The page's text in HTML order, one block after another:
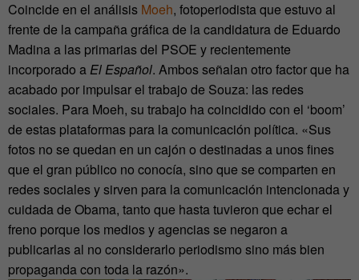
Coincide en el análisis Moeh, fotoperiodista que estuvo al
frente de la campaña gráfica de la candidatura de Eduardo
Madina a las primarias del PSOE y recientemente
incorporado aEl Español. Ambos señalan otro factor que ha
acabado por impulsar el trabajo de Souza: las redes
sociales. Para Moeh, su trabajo ha coincidido con el ‘boom’
de estas plataformas para la comunicación política. «Sus
fotos no se quedan en un cajón o destinadas a unos fines
que el gran público no conocía, sino que se comparten en
redes sociales y sirven para la comunicación intencionada y
cuidada de Obama, tanto que hasta tuvieron que echar el
freno porque los medios y agencias se negaron a
publicarlas al no considerarlo periodismo sino más bien
propaganda con toda la razón».